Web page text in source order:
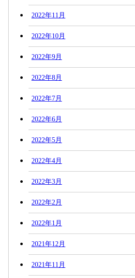
2022年11月
2022年10月
2022年9月
2022年8月
2022年7月
2022年6月
2022年5月
2022年4月
2022年3月
2022年2月
2022年1月
2021年12月
2021年11月